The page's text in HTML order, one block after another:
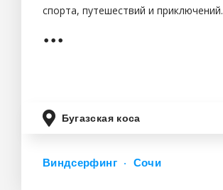
спорта, путешествий и приключений.
Бугазская коса
Виндсерфинг Сочи